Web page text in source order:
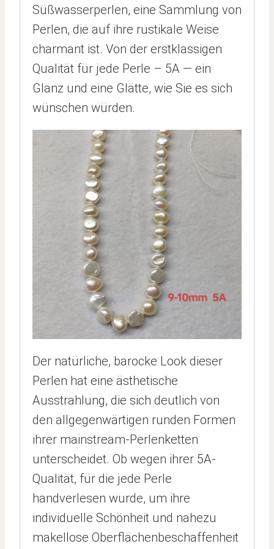
Süßwasserperlen, eine Sammlung von
Perlen, die auf ihre rustikale Weise
charmant ist. Von der erstklassigen
Qualität für jede Perle – 5A — ein
Glanz und eine Glätte, wie Sie es sich
wünschen würden.
Der natürliche, barocke Look dieser
Perlen hat eine ästhetische
Ausstrahlung, die sich deutlich von
den allgegenwärtigen runden Formen
ihrer mainstream-Perlenketten
unterscheidet. Ob wegen ihrer 5A-
Qualität, für die jede Perle
handverlesen wurde, um ihre
individuelle Schönheit und nahezu
makellose Oberflächenbeschaffenheit